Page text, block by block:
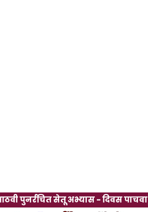
पुनर्रचित सेतू अभ्यास - दिवस पाचवा